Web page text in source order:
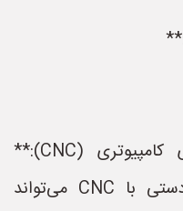
* **سیستم‌های کنترل عددی کامپیوتری (CNC):**
جایگزینی سیستم‌های کنترل دستی با CNC می‌تواند